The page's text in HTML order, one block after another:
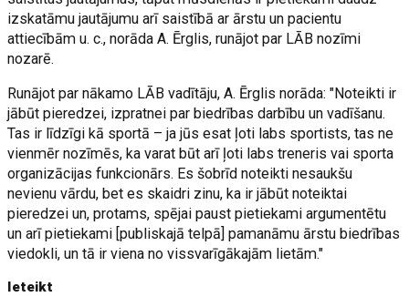
izskatāmu jautājumu arī saistībā ar ārstu un pacientu
attiecībām u. c., norāda A. Ērglis, runājot par LĀB nozīmi
nozarē.
Runājot par nākamo LĀB vadītāju, A. Ērglis norāda: "Noteikti ir
jābūt pieredzei, izpratnei par biedrības darbību un vadīšanu.
Tas ir līdzīgi kā sportā – ja jūs esat ļoti labs sportists, tas ne
vienmēr nozīmēs, ka varat būt arī ļoti labs treneris vai sporta
organizācijas funkcionārs. Es šobrīd noteikti nesaukšu
nevienu vārdu, bet es skaidri zinu, ka ir jābūt noteiktai
pieredzei un, protams, spējai paust pietiekami argumentētu
un arī pietiekami [publiskajā telpā] pamanāmu ārstu biedrības
viedokli, un tā ir viena no vissvarīgākajām lietām."
Ieteikt